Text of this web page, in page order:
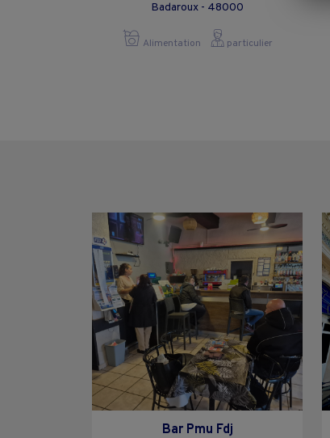
Badaroux - 48000
Alimentation particulier
Bar Pmu Fdj